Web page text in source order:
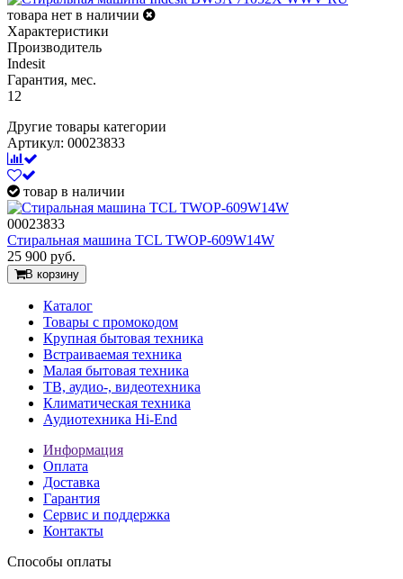
товара нет в наличии
Характеристики
Производитель
Indesit
Гарантия, мес.
12
Другие товары категории
Артикул: 00023833
товар в наличии
00023833
Стиральная машина TCL TWOP-609W14W
25 900 руб.
В корзину
Каталог
Товары с промокодом
Крупная бытовая техника
Встраиваемая техника
Малая бытовая техника
ТВ, аудио-, видеотехника
Климатическая техника
Аудиотехника Hi-End
Информация
Оплата
Доставка
Гарантия
Сервис и поддержка
Контакты
Способы оплаты